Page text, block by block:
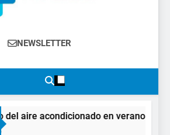
Del Sector Salud. Congresos Y
Atención Primaria,
Especialistas, Farmacia, Etc…
NEWSLETTER
aire acondicionado en verano: